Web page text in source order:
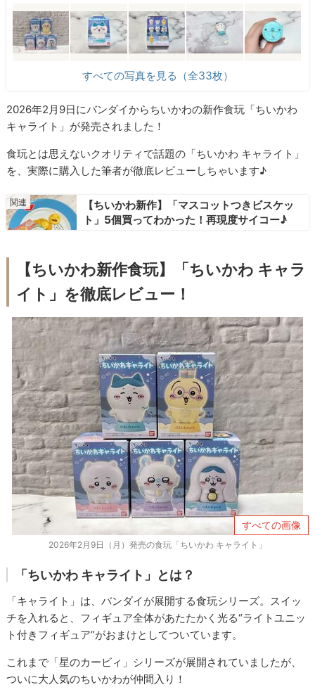
すべての写真を見る（全33枚）
2026年2月9日にバンダイからちいかわの新作食玩「ちいかわ
キャライト」が発売されました！
食玩とは思えないクオリティで話題の「ちいかわ キャライト」
を、実際に購入した筆者が徹底レビューしちゃいます♪
【ちいかわ新作】「マスコットつきビスケッ
ト」5個買ってわかった！再現度サイコー♪
【ちいかわ新作食玩】「ちいかわ キャラ
イト」を徹底レビュー！
すべての画像
2026年2月9日（月）発売の食玩「ちいかわ キャライト」
「ちいかわ キャライト」とは？
「キャライト」は、バンダイが展開する食玩シリーズ。スイッ
チを入れると、フィギュア全体があたたかく光る“ライトユニッ
ト付きフィギュア”がおまけとしてついています。
これまで「星のカービィ」シリーズが展開されていましたが、
ついに大人気のちいかわが仲間入り！